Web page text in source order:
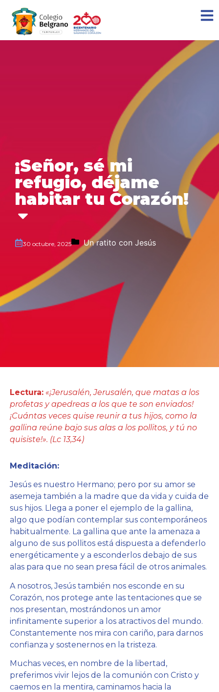
¡Señor, sé mi
refugio, déjame
habitar tu Corazón!
30 octubre, 2025 Un ratito con Jesús
Lectura: «¡Jerusalén, Jerusalén, que matas a los
profetas y apedreas a los que te son enviados!
¡Cuántas veces quise reunir a tus hijos, como la
gallina reúne bajo sus alas a los pollitos, y tú no
quisiste!». (Lc 13,34)
Meditación:
Jesús es nuestro Hermano; pero por su amor se
asemeja también a la madre que da vida y cuida de
sus hijos. Llega a poner el ejemplo de la gallina,
algo que podían contemplar sus contemporáneos
habitualmente. La gallina que ante la amenaza a
alguno de sus pollitos está dispuesta a defenderlo
energéticamente y a esconderlos debajo de sus
alas para que no sean presa fácil de otros animales.
A nosotros, Jesús también nos esconde en su
Corazón, nos protege ante las tentaciones que se
nos presentan, mostrándonos un amor
infinitamente superior a los atractivos del mundo.
Constantemente nos mira con cariño, para darnos
confianza y sostenernos en la tristeza.
Muchas veces, en nombre de la libertad,
preferimos vivir lejos de la comunión con Cristo y
caemos en la mentira, caminamos hacia la